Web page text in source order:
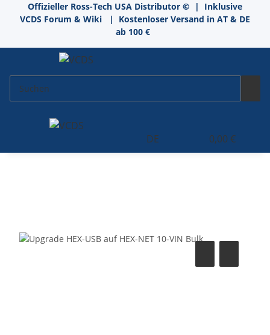
Offizieller Ross-Tech USA Distributor © | Inklusive
VCDS Forum & Wiki
| Kostenloser Versand in AT & DE
ab 100 €
DE 0,00 €